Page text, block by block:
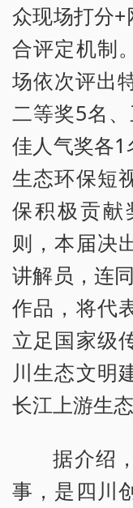
众现场打分
合评定机制
场依次评出
二等奖5名
佳人气奖各
生态环保短
保积极贡献
则，本届决
讲解员，连
作品，将代
立足国家级
川生态文明
长江上游生
据介绍
事，是四川